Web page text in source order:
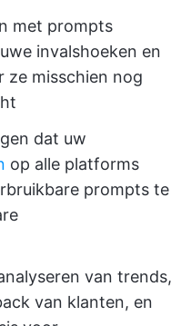
met prompts
invalshoeken en
ze misschien nog
dat uw
op alle platforms
prompts te
van trends,
van klanten, en